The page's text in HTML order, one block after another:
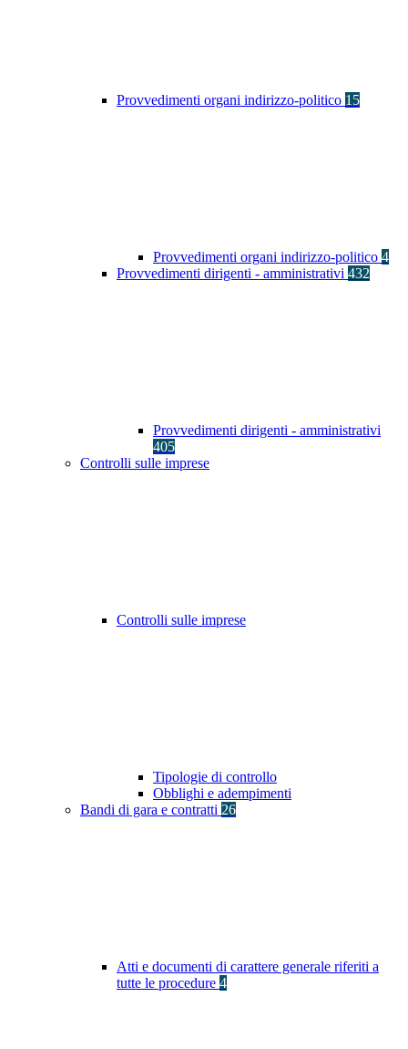
Provvedimenti organi indirizzo-politico 15
Provvedimenti organi indirizzo-politico 4
Provvedimenti dirigenti - amministrativi 432
Provvedimenti dirigenti - amministrativi
405
Controlli sulle imprese
Controlli sulle imprese
Tipologie di controllo
Obblighi e adempimenti
Bandi di gara e contratti 26
Atti e documenti di carattere generale riferiti a
tutte le procedure 4